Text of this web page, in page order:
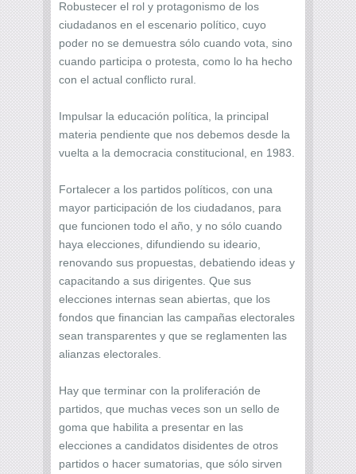
Robustecer el rol y protagonismo de los
ciudadanos en el escenario político, cuyo
poder no se demuestra sólo cuando vota, sino
cuando participa o protesta, como lo ha hecho
con el actual conflicto rural.
Impulsar la educación política, la principal
materia pendiente que nos debemos desde la
vuelta a la democracia constitucional, en 1983.
Fortalecer a los partidos políticos, con una
mayor participación de los ciudadanos, para
que funcionen todo el año, y no sólo cuando
haya elecciones, difundiendo su ideario,
renovando sus propuestas, debatiendo ideas y
capacitando a sus dirigentes. Que sus
elecciones internas sean abiertas, que los
fondos que financian las campañas electorales
sean transparentes y que se reglamenten las
alianzas electorales.
Hay que terminar con la proliferación de
partidos, que muchas veces son un sello de
goma que habilita a presentar en las
elecciones a candidatos disidentes de otros
partidos o hacer sumatorias, que sólo sirven